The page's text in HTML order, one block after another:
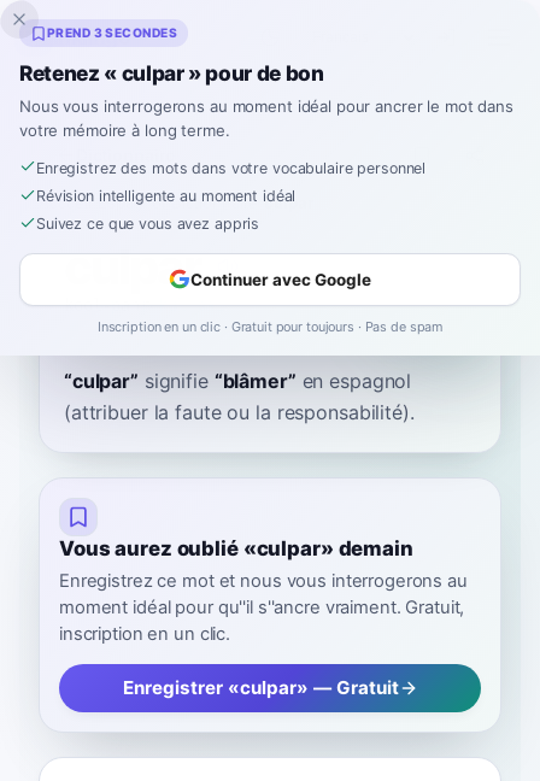
Inklingo
Accueil› Espagnol›Dictionnaire ›culpar
culpar
kool-pahr kulˈpaɾ
“culpar” signifie “blâmer” en espagnol
(attribuer la faute ou la responsabilité).
Vous aurez oublié «culpar» demain
Enregistrez ce mot et nous vous interrogerons au
moment idéal pour qu''il s''ancre vraiment. Gratuit,
inscription en un clic.
Enregistrer «culpar» — Gratuit
PREND 3 SECONDES
Retenez « culpar » pour de bon
Nous vous interrogerons au moment idéal pour ancrer le mot dans
votre mémoire à long terme.
Enregistrez des mots dans votre vocabulaire personnel
Révision intelligente au moment idéal
Suivez ce que vous avez appris
Continuer avec Google
Inscription en un clic · Gratuit pour toujours · Pas de spam